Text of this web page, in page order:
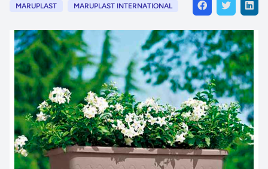
MARUPLAST MARUPLAST INTERNATIONAL